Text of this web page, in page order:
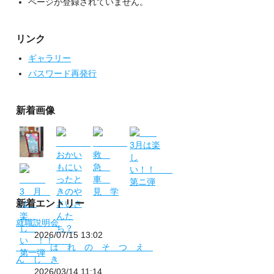
リンク
ギャラリー
パスワード再発行
新着画像
新着エントリー
就職説明会
2026/07/15 13:02
は れ の そ つ え
ん し き
2026/03/14 11:14